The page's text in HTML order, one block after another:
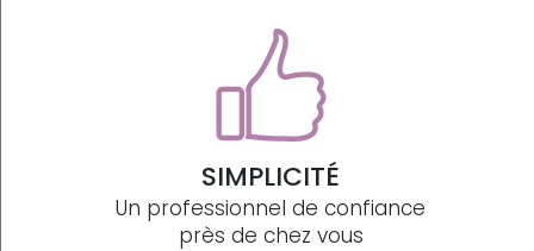
SIMPLICITÉ
Un professionnel de confiance
près de chez vous